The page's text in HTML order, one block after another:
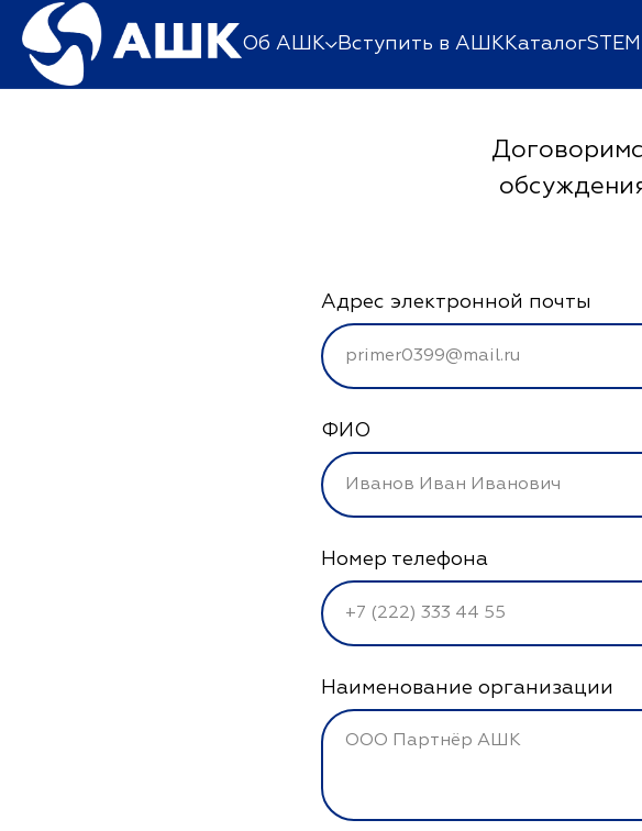
Об АШК Вступить в АШК Каталог
Адрес электронной почты
ФИО
Номер телефона
Наименование организации